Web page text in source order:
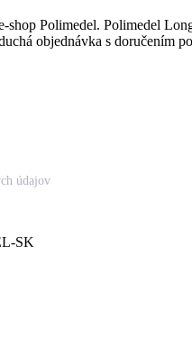
shop Polimedel. Polimedel
objednávka s doručením
údajov
SK